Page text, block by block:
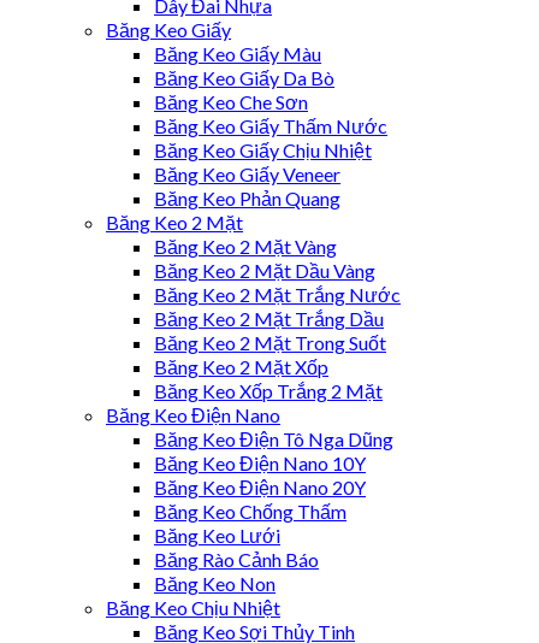
Dây Đai Nhựa
Băng Keo Giấy
Băng Keo Giấy Màu
Băng Keo Giấy Da Bò
Băng Keo Che Sơn
Băng Keo Giấy Thấm Nước
Băng Keo Giấy Chịu Nhiệt
Băng Keo Giấy Veneer
Băng Keo Phản Quang
Băng Keo 2 Mặt
Băng Keo 2 Mặt Vàng
Băng Keo 2 Mặt Dầu Vàng
Băng Keo 2 Mặt Trắng Nước
Băng Keo 2 Mặt Trắng Dầu
Băng Keo 2 Mặt Trong Suốt
Băng Keo 2 Mặt Xốp
Băng Keo Xốp Trắng 2 Mặt
Băng Keo Điện Nano
Băng Keo Điện Tô Nga Dũng
Băng Keo Điện Nano 10Y
Băng Keo Điện Nano 20Y
Băng Keo Chống Thấm
Băng Keo Lưới
Băng Rào Cảnh Báo
Băng Keo Non
Băng Keo Chịu Nhiệt
Băng Keo Sợi Thủy Tinh